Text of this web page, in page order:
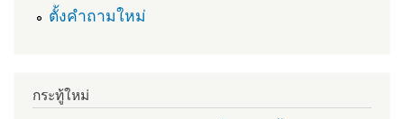
ตั้งคำถามใหม่
กระทู้ใหม่